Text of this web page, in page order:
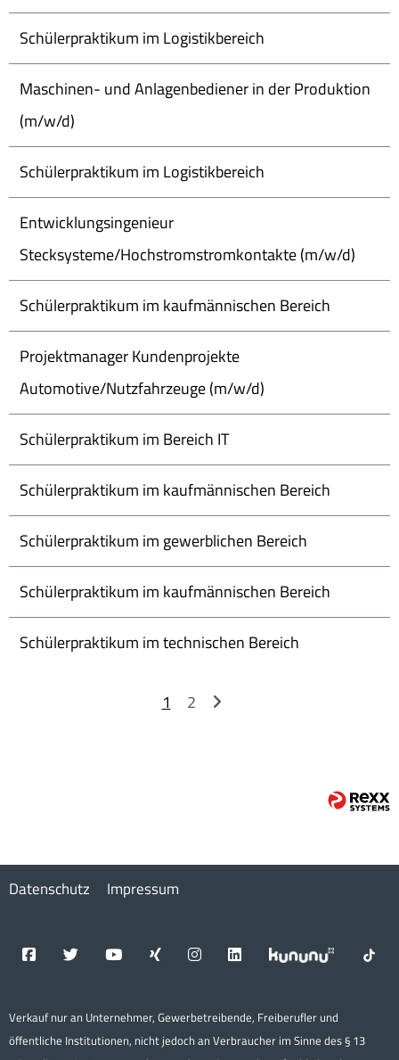
Schülerpraktikum im Logistikbereich
Maschinen- und Anlagenbediener in der Produktion
(m/w/d)
Schülerpraktikum im Logistikbereich
Entwicklungsingenieur
Stecksysteme/Hochstromstromkontakte (m/w/d)
Schülerpraktikum im kaufmännischen Bereich
Projektmanager Kundenprojekte
Automotive/Nutzfahrzeuge (m/w/d)
Schülerpraktikum im Bereich IT
Schülerpraktikum im kaufmännischen Bereich
Schülerpraktikum im gewerblichen Bereich
Schülerpraktikum im kaufmännischen Bereich
Schülerpraktikum im technischen Bereich
1 2
Datenschutz Impressum
Verkauf nur an Unternehmer, Gewerbetreibende, Freiberufler und
öffentliche Institutionen, nicht jedoch an Verbraucher im Sinne des § 13